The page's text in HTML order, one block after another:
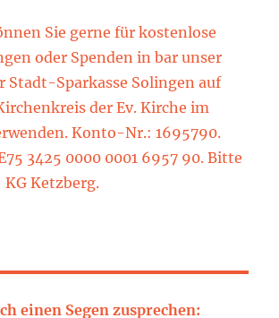
Sie gerne für kostenlose
oder Spenden in bar unser
Stadt-Sparkasse Solingen auf
der Ev. Kirche im
Konto-Nr.: 1695790.
3425 0000 0001 6957 90. Bitte
Ketzberg.
einen Segen zusprechen: